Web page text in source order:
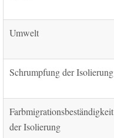
Umwelt
Schrumpfung der Isolierung
Farbmigrationsbeständigkeit
der Isolierung